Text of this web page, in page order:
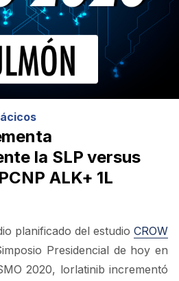
la SLP versus
ALK+ 1L
planificado del estudio CROW
Presidencial de hoy en
2020, lorlatinib incrementó